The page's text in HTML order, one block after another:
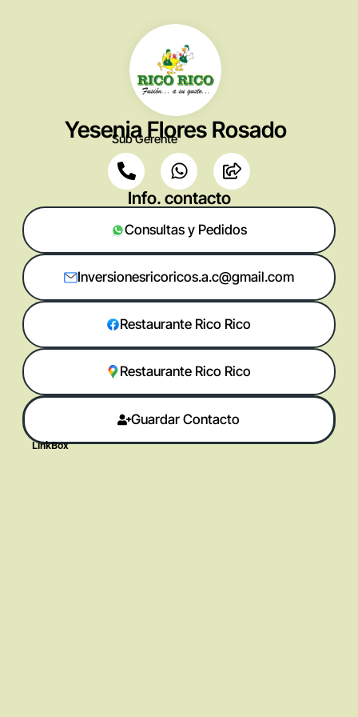
Yesenia Flores Rosado
Sub Gerente
Info. contacto
Consultas y Pedidos
Inversionesricoricos.a.c@gmail.com
Restaurante Rico Rico
Restaurante Rico Rico
Guardar Contacto
LinkBox